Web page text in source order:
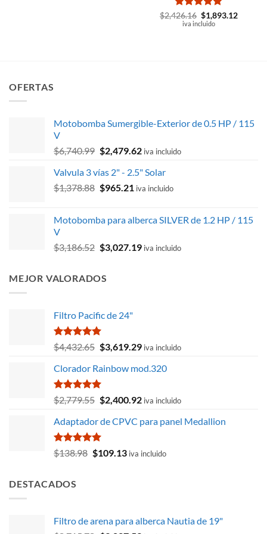
Valorado
con4.86
$2,426.16 El
precio
$1,893.12El
iva incluido
OFERTAS
Motobomba Sumergible-Exterior de 0.5 HP / 115
V
$6,740.99 El
original
era:
$2,479.62El
actual
es:
iva incluido
Valvula 3 vías 2" - 2.5" Solar
$1,378.88 El
era:
$965.21 El
es:
iva incluido
Motobomba para alberca SILVER de 1.2 HP / 115
V
$3,186.52 El
era:
$3,027.19Eliva incluido
MEJOR VALORADOS
Filtro Pacific de 24"
Valorado
con
de 5
$4,432.65 El
original
era:
$4,432.65.
$3,619.29El
actual
$3,619.29.
iva incluido
Clorador Rainbow mod.320
Valorado
con
de 5
$2,779.55 El
original
era:
$2,779.55.
$2,400.92El
actual
$2,400.92.
iva incluido
Adaptador de CPVC para panel Medallion
Valorado
con
$138.98 El
$109.13Eliva incluido
DESTACADOS
Filtro de arena para alberca Nautia de 19"